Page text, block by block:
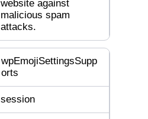
website against
malicious spam
attacks.
wpEmojiSettingsSupp
orts
session